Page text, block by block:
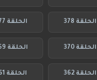
الحلقة 378 الحلقة 377
الحلقة 370 الحلقة 369
الحلقة 362 الحلقة 361